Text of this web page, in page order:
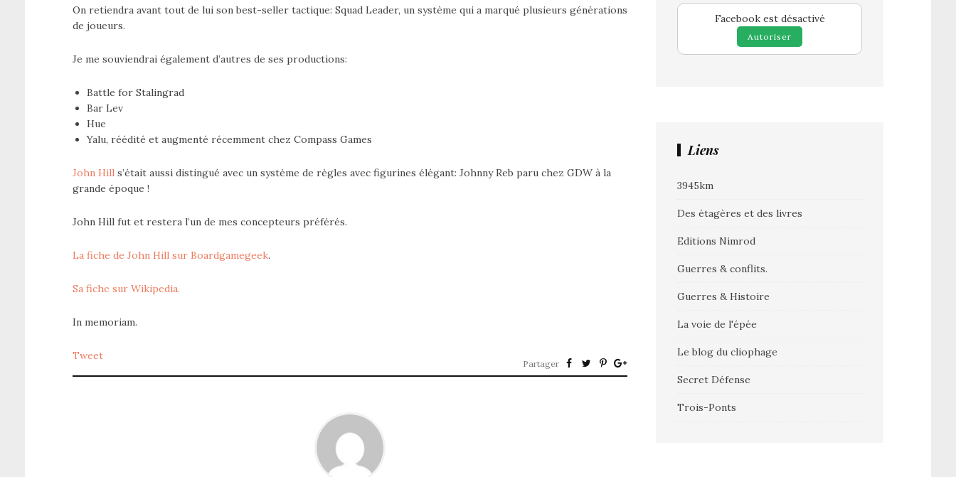
On retiendra avant tout de lui son best-seller tactique: Squad Leader, un système qui a marqué plusieurs générations
de joueurs.
Je me souviendrai également d’autres de ses productions:
Battle for Stalingrad
Bar Lev
Hue
Yalu, réédité et augmenté récemment chez Compass Games
John Hill s’était aussi distingué avec un système de règles avec figurines élégant: Johnny Reb paru chez GDW à la
grande époque !
John Hill fut et restera l’un de mes concepteurs préférés.
La fiche de John Hill sur Boardgamegeek.
Sa fiche sur Wikipedia.
In memoriam.
Tweet
Partager
Facebook est désactivé
Autoriser
Liens
3945km
Des étagères et des livres
Editions Nimrod
Guerres & conflits.
Guerres & Histoire
La voie de l'épée
Le blog du cliophage
Secret Défense
Trois-Ponts